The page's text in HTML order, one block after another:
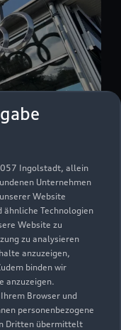
Ingolstadt, allein
Unternehmen
Website
ähnliche Technologien
Website zu
zu analysieren
anzuzeigen,
binden wir
anzuzeigen.
Browser und
personenbezogene
Dritten übermittelt